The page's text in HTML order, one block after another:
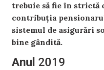
trebuie să fie în strictă
contribuția
sistemul de asigurări
bine gândită.
Anul 2019